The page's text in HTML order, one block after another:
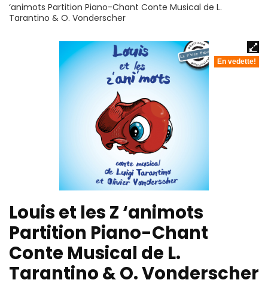
‘animots Partition Piano-Chant Conte Musical de L.
Tarantino & O. Vonderscher
En vedette!
Louis et les Z ‘animots
Partition Piano-Chant
Conte Musical de L.
Tarantino & O. Vonderscher